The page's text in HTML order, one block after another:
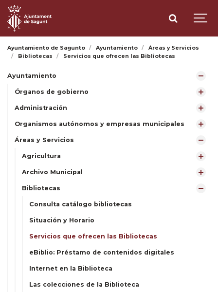
Ayuntamiento de Sagunto Ayuntamiento
Áreas y Servicios
Bibliotecas
Servicios que ofrecen las Bibliotecas
Ayuntamiento
Órganos de gobierno
Administración
Organismos autónomos y empresas municipales
Áreas y Servicios
Agricultura
Archivo Municipal
Bibliotecas
Consulta catálogo bibliotecas
Situación y Horario
Servicios que ofrecen las Bibliotecas
eBiblio: Préstamo de contenidos digitales
Internet en la Biblioteca
Las colecciones de la Biblioteca